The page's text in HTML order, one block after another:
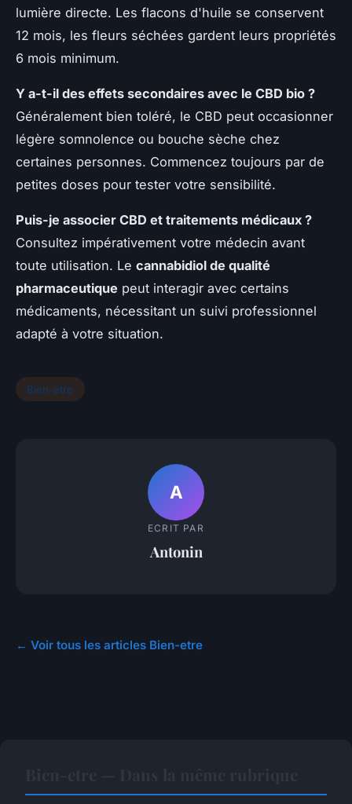
lumière directe. Les flacons d'huile se conservent
12 mois, les fleurs séchées gardent leurs propriétés
6 mois minimum.
Y a-t-il des effets secondaires avec le CBD bio ?
Généralement bien toléré, le CBD peut occasionner
légère somnolence ou bouche sèche chez
certaines personnes. Commencez toujours par de
petites doses pour tester votre sensibilité.
Puis-je associer CBD et traitements médicaux ?
Consultez impérativement votre médecin avant
toute utilisation. Le cannabidiol de qualité
pharmaceutique peut interagir avec certains
médicaments, nécessitant un suivi professionnel
adapté à votre situation.
Bien-etre
A
ECRIT PAR
Antonin
← Voir tous les articles Bien-etre